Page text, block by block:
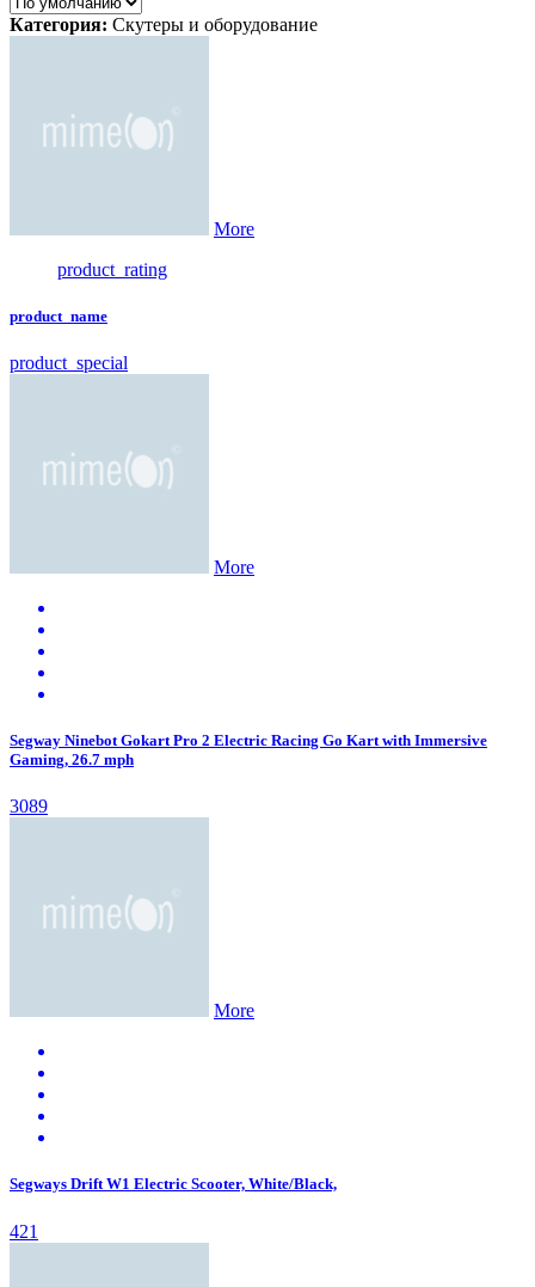
Категория: Скутеры и оборудование
More
product_rating
product_name
product_special
More
Segway Ninebot Gokart Pro 2 Electric Racing Go Kart with Immersive
Gaming, 26.7 mph
3089
More
Segways Drift W1 Electric Scooter, White/Black,
421